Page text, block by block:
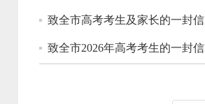
致全市高考考生及家长的一封信
致全市2026年高考考生的一封信